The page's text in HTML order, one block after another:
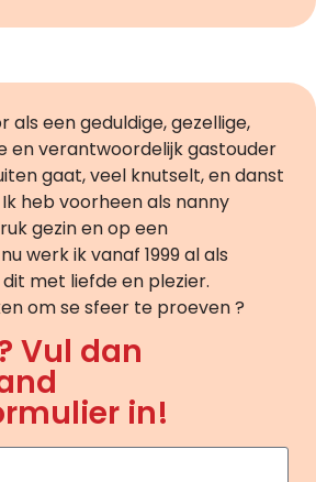
als een geduldige, gezellige,
en verantwoordelijk gastouder
gaat, veel knutselt, en danst
heb voorheen als nanny
gezin en op een
werk ik vanaf 1999 al als
met liefde en plezier.
om se sfeer te proeven ?
Vul dan
in!